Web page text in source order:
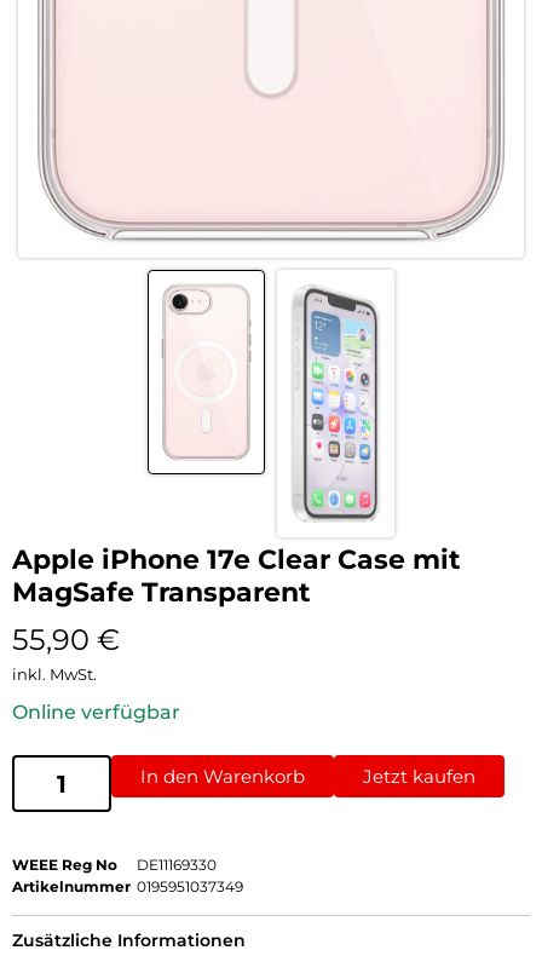
Apple iPhone 17e Clear Case mit
MagSafe Transparent
55,90 €
inkl. MwSt.
Online verfügbar
In den Warenkorb Jetzt kaufen
WEEE Reg No
DE11169330
Artikelnummer 0195951037349
Zusätzliche Informationen